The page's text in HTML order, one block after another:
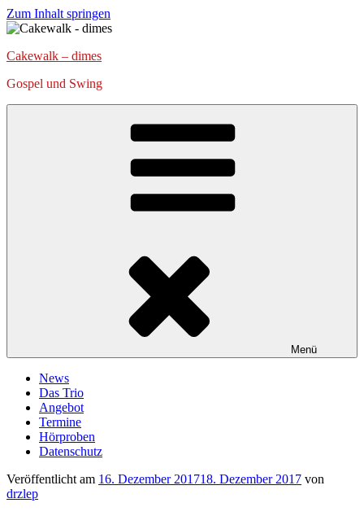
Zum Inhalt springen
Cakewalk – dimes
Gospel und Swing
Menü
News
Das Trio
Angebot
Termine
Hörproben
Datenschutz
Veröffentlicht am 16. Dezember 201718. Dezember 2017 von
drzlep